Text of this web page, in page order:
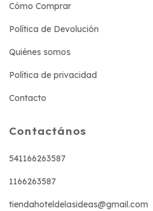
Cómo Comprar
Política de Devolución
Quiénes somos
Política de privacidad
Contacto
Contactános
541166263587
1166263587
tiendahoteldelasideas@gmail.com